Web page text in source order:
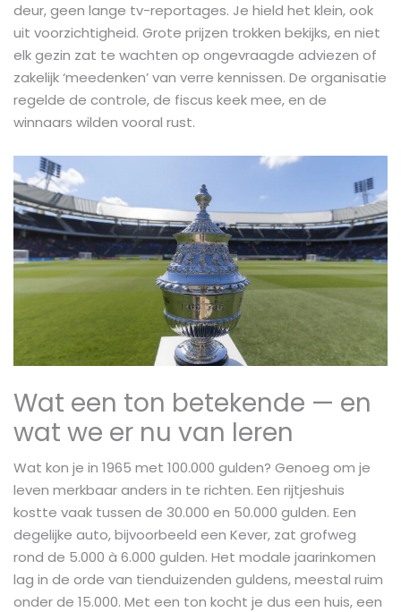
deur, geen lange tv-reportages. Je hield het klein, ook
uit voorzichtigheid. Grote prijzen trokken bekijks, en niet
elk gezin zat te wachten op ongevraagde adviezen of
zakelijk ‘meedenken’ van verre kennissen. De organisatie
regelde de controle, de fiscus keek mee, en de
winnaars wilden vooral rust.
Wat een ton betekende — en
wat we er nu van leren
Wat kon je in 1965 met 100.000 gulden? Genoeg om je
leven merkbaar anders in te richten. Een rijtjeshuis
kostte vaak tussen de 30.000 en 50.000 gulden. Een
degelijke auto, bijvoorbeeld een Kever, zat grofweg
rond de 5.000 à 6.000 gulden. Het modale jaarinkomen
lag in de orde van tienduizenden guldens, meestal ruim
onder de 15.000. Met een ton kocht je dus een huis, een